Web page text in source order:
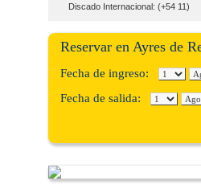
Discado Internacional: (+54 11)
Reservar en Ayres de
Fecha de ingreso:
Fecha de salida: